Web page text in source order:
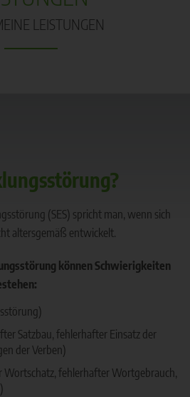
LEISTUNGEN
(SES) spricht man, wenn sich
altersgemäß entwickelt.
können Schwierigkeiten
Satzbau, fehlerhafter Einsatz der
der Verben)
Wortschatz, fehlerhafter Wortgebrauch,